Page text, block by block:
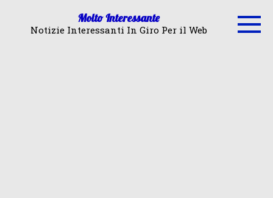
Molto Interessante
Notizie Interessanti In Giro Per il Web